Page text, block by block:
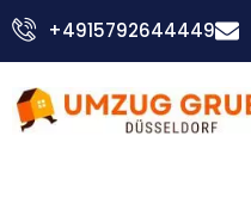
Zum
Inhalt
+4915792644449